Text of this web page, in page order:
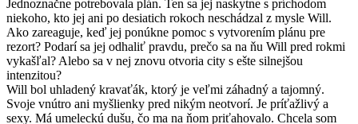
Jednoznačne potrebovala plán. Ten sa jej naskytne s príchodom
niekoho, kto jej ani po desiatich rokoch neschádzal z mysle Will.
Ako zareaguje, keď jej ponúkne pomoc s vytvorením plánu pre
rezort? Podarí sa jej odhaliť pravdu, prečo sa na ňu Will pred rokmi
vykašľal? Alebo sa v nej znovu otvoria city s ešte silnejšou
intenzitou?
Will bol uhladený kravaťák, ktorý je veľmi záhadný a tajomný.
Svoje vnútro ani myšlienky pred nikým neotvorí. Je príťažlivý a
sexy. Má umeleckú dušu, čo ma na ňom priťahovalo. Chcela som